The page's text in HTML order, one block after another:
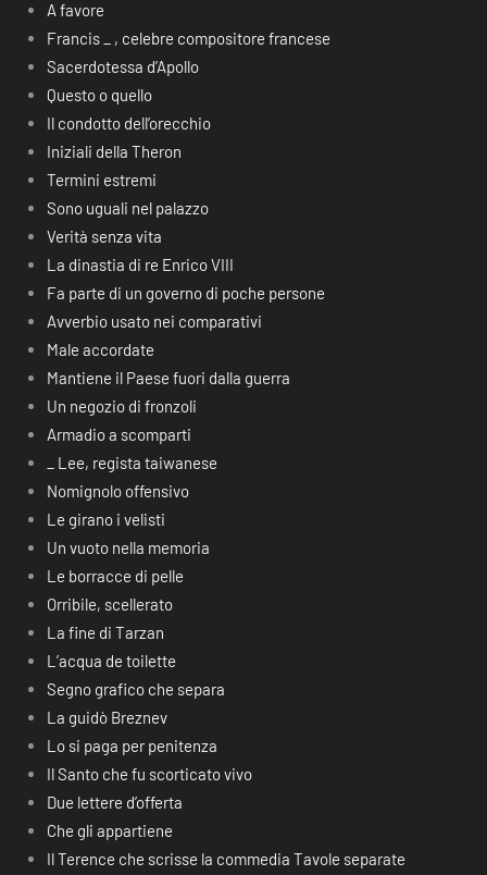
A favore
Francis _ , celebre compositore francese
Sacerdotessa d’Apollo
Questo o quello
Il condotto dell’orecchio
Iniziali della Theron
Termini estremi
Sono uguali nel palazzo
Verità senza vita
La dinastia di re Enrico VIII
Fa parte di un governo di poche persone
Avverbio usato nei comparativi
Male accordate
Mantiene il Paese fuori dalla guerra
Un negozio di fronzoli
Armadio a scomparti
_ Lee, regista taiwanese
Nomignolo offensivo
Le girano i velisti
Un vuoto nella memoria
Le borracce di pelle
Orribile, scellerato
La fine di Tarzan
L’acqua de toilette
Segno grafico che separa
La guidò Breznev
Lo si paga per penitenza
Il Santo che fu scorticato vivo
Due lettere d’offerta
Che gli appartiene
Il Terence che scrisse la commedia Tavole separate